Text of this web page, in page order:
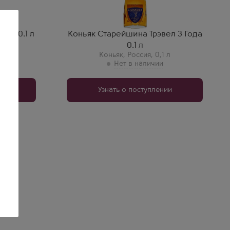
0.1 л
Коньяк Старейшина Трэвел 3 Года
0.1 л
Коньяк, Россия, 0,1 л
Ставропольский край
Узнать о поступлении